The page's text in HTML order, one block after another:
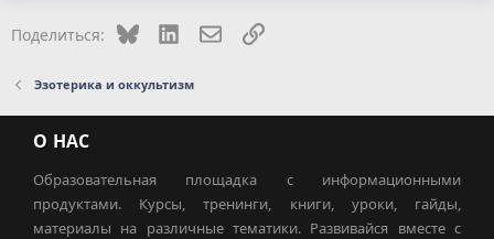
Поделиться: Bluesky LinkedInЭлектронная почта
Ссылка
Эзотерика и оккультизм
О НАС
Образовательная площадка с информационными
продуктами. Курсы, тренинги, книги, уроки, гайды,
материалы на различные тематики. Развивайся вместе с